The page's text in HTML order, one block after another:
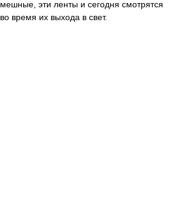
эти ленты и сегодня смотрятся
время их выхода в свет.